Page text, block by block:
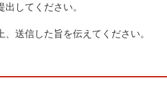
してください。
送信した旨を伝えてください。